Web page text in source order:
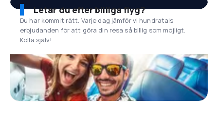
Letar du efter billiga flyg?
Du har kommit rätt. Varje dag jämför vi hundratals
erbjudanden för att göra din resa så billig som möjligt.
Kolla själv!